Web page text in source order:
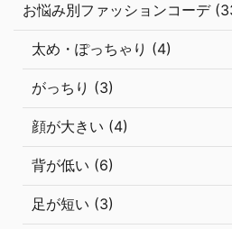
お悩み別ファッションコーデ
太め・ぽっちゃり (4)
がっちり (3)
顔が大きい (4)
背が低い (6)
足が短い (3)